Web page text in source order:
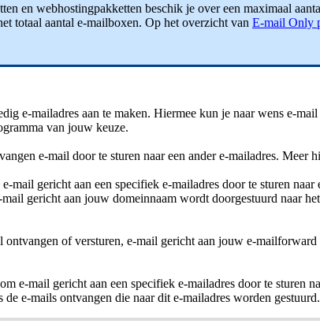
en webhostingpakketten beschik je over een maximaal
totaal aantal e-mailboxen. Op het overzicht van E-mail Only
e-mailadres aan te maken. Hiermee kun je naar wens e-
van jouw keuze.
e-mail door te sturen naar een ander e-mailadres. Meer
mail gericht aan een specifiek e-mailadres door te sturen
gericht aan jouw domeinnaam wordt doorgestuurd naar
ontvangen of versturen, e-mail gericht aan jouw e-
e-mail gericht aan een specifiek e-mailadres door te sturen
e-mails ontvangen die naar dit e-mailadres worden gestuurd.